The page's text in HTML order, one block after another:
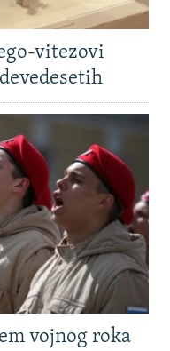
vitezovi
vojnog roka